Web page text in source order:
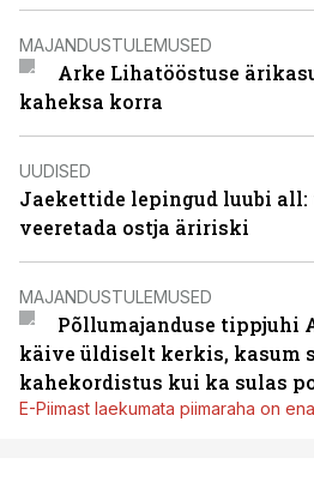
MAJANDUSTULEMUSED
Arke Lihatööstuse
kaheksa korra
UUDISED
Jaekettide lepingud luubi
veeretada ostja äririski
MAJANDUSTULEMUSED
Põllumajanduse tippjuhi
käive üldiselt kerkis, kasum
kahekordistus kui ka sulas
E-Piimast laekumata piimaraha on